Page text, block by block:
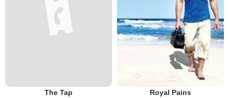
The Tap Royal Pains